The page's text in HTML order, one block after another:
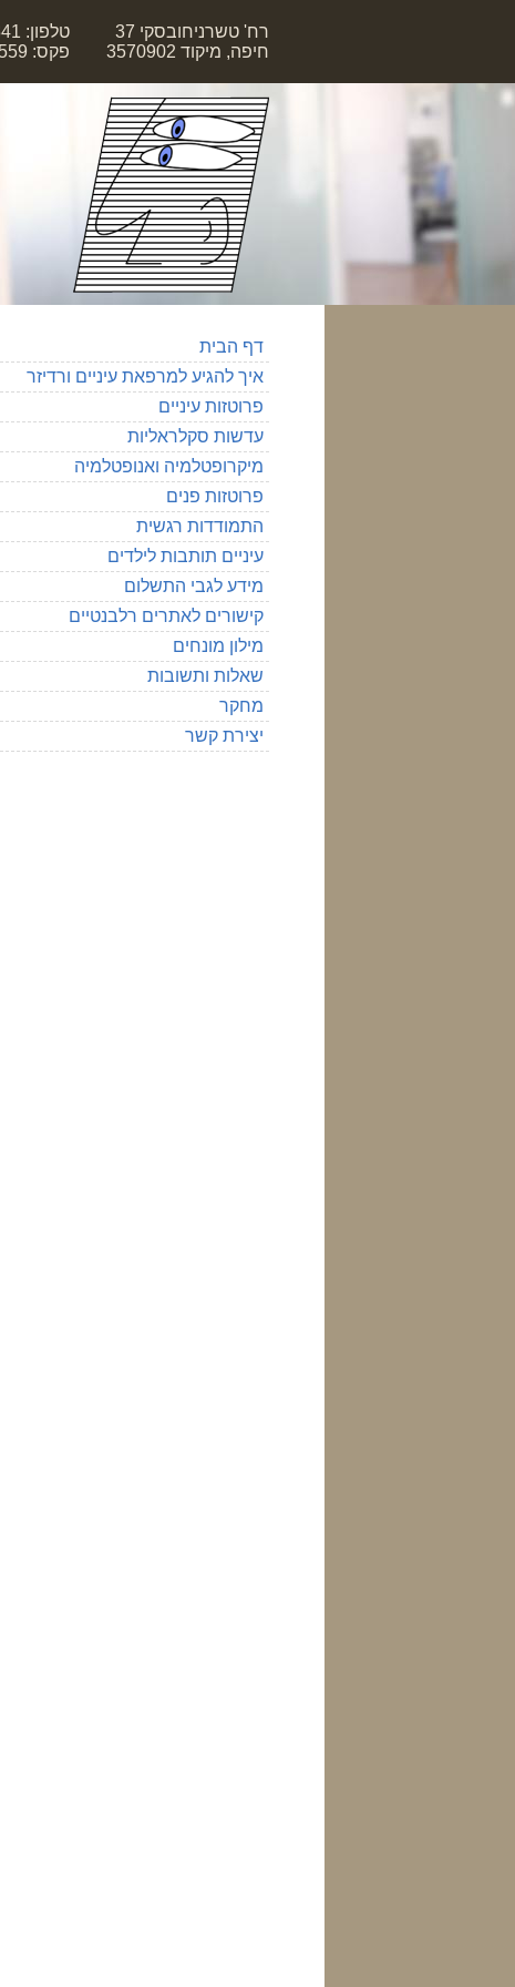
רח' טשרניחובסקי 37
חיפה, מיקוד 3570902
טלפון: 04-8378341
פקס: 04-8381559
דף הבית
איך להגיע למרפאת עיניים ורדיזר
פרוטזות עיניים
עדשות סקלראליות
מיקרופטלמיה ואנופטלמיה
פרוטזות פנים
התמודדות רגשית
עיניים תותבות לילדים
מידע לגבי התשלום
קישורים לאתרים רלבנטיים
מילון מונחים
שאלות ותשובות
מחקר
יצירת קשר